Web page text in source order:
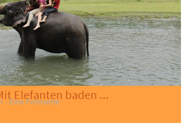
Elefanten baden ...
- Eine Fotoserie